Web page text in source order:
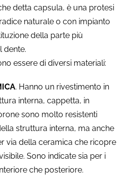
detta capsula, è una protesi
naturale o con impianto
della parte più
dente.
essere di diversi materiali:
. Hanno un rivestimento in
interna, cappetta, in
sono molto resistenti
struttura interna, ma anche
via della ceramica che ricopre
Sono indicate sia per i
che posteriore.